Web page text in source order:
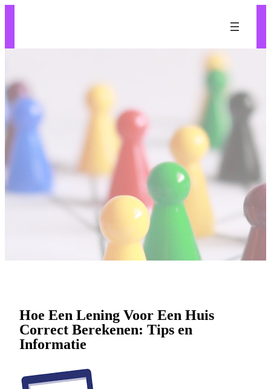
Hoe Een Lening Voor Een Huis
Correct Berekenen: Tips en
Informatie